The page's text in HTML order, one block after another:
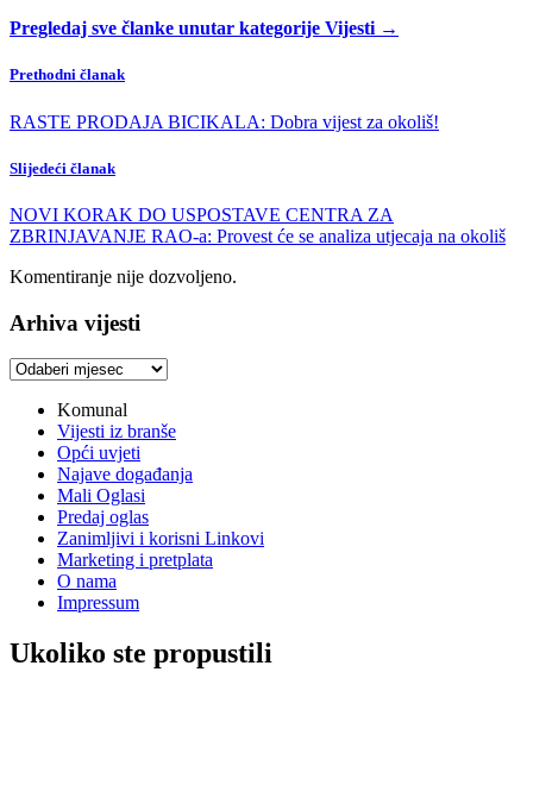
Pregledaj sve članke unutar kategorije Vijesti →
Prethodni članak
RASTE PRODAJA BICIKALA: Dobra vijest za okoliš!
Slijedeći članak
NOVI KORAK DO USPOSTAVE CENTRA ZA
ZBRINJAVANJE RAO-a: Provest će se analiza utjecaja na okoliš
Komentiranje nije dozvoljeno.
Arhiva vijesti
Arhiva
Komunal
Vijesti iz branše
Opći uvjeti
Najave događanja
Mali Oglasi
Predaj oglas
Zanimljivi i korisni Linkovi
Marketing i pretplata
O nama
Impressum
Ukoliko ste propustili